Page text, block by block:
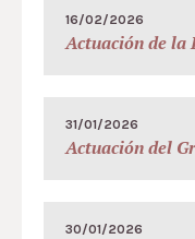
16/02/2026
Actuación de
31/01/2026
Actuación del
30/01/2026